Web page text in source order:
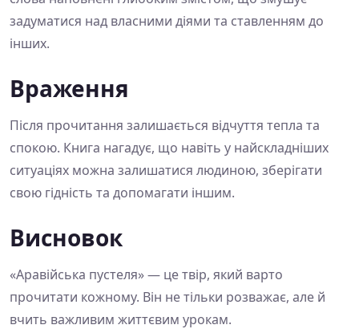
задуматися над власними діями та ставленням до
інших.
Враження
Після прочитання залишається відчуття тепла та
спокою. Книга нагадує, що навіть у найскладніших
ситуаціях можна залишатися людиною, зберігати
свою гідність та допомагати іншим.
Висновок
«Аравійська пустеля» — це твір, який варто
прочитати кожному. Він не тільки розважає, але й
вчить важливим життєвим урокам.